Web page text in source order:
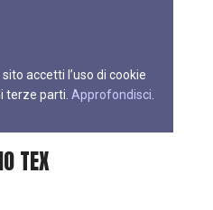
accetti l’uso di cookie
terze parti. Approfondisci
TEX